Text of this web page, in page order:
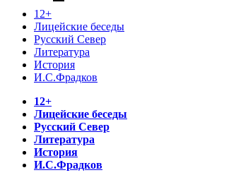
12+
Лицейские беседы
Русский Север
Литература
История
И.С.Фрадков
12+
Лицейские беседы
Русский Север
Литература
История
И.С.Фрадков